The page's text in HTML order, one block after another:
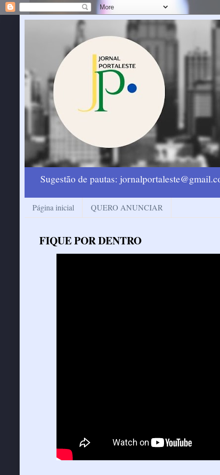
Sugestão de pautas:
Página inicial QUERO ANUNCIAR
FIQUE POR DENTRO